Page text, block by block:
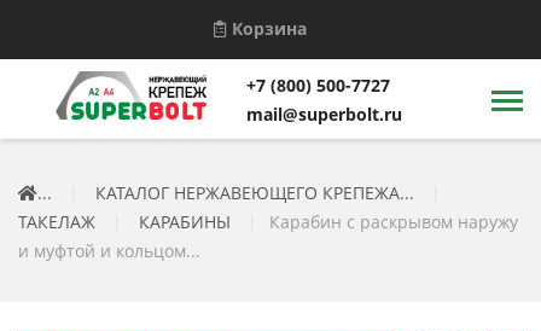
Корзина
+7 (800) 500-7727
mail@superbolt.ru
... КАТАЛОГ НЕРЖАВЕЮЩЕГО КРЕПЕЖА...
ТАКЕЛАЖ
КАРАБИНЫ
Карабин с раскрывом наружу
и муфтой и кольцом...